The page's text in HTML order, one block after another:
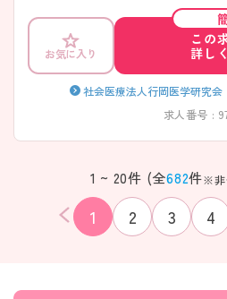
も毎年数十名入っている病院です。
お気に入り
この
詳し
社会医療法人行岡医学研究
求人番号 :
1 ~ 20件 (全682件※非
1 2 3 4